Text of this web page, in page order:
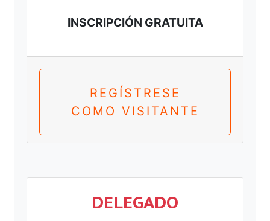
INSCRIPCIÓN GRATUITA
REGÍSTRESE
COMO VISITANTE
DELEGADO